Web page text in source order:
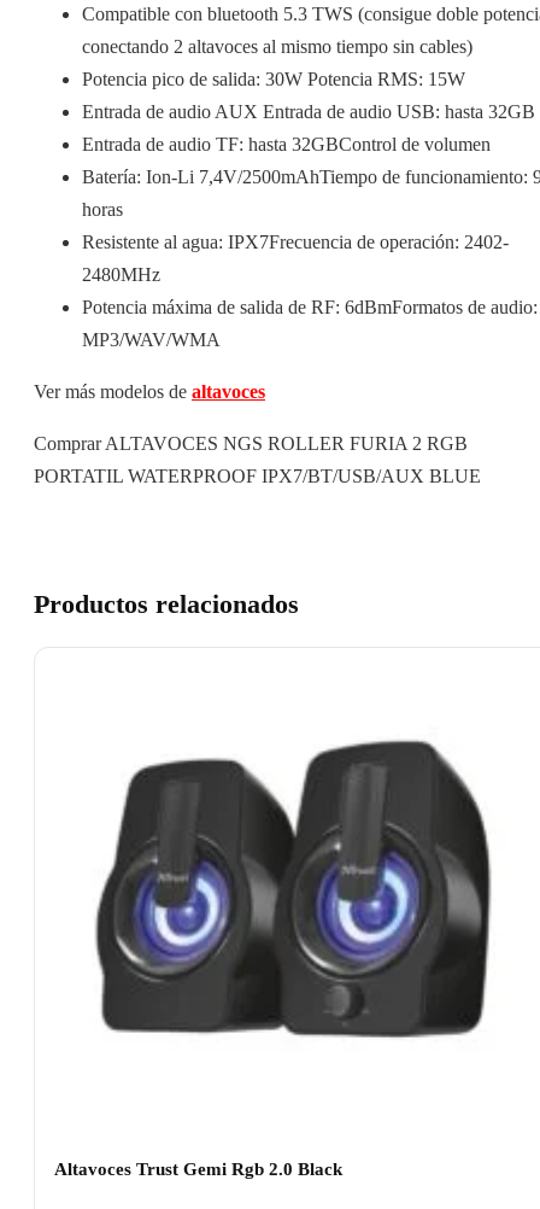
Compatible con bluetooth 5.3 TWS (consigue doble
conectando 2 altavoces al mismo tiempo sin cables)
Potencia pico de salida: 30W Potencia RMS: 15W
Entrada de audio AUX Entrada de audio USB: hasta 32GB
Entrada de audio TF: hasta 32GBControl de volumen
Batería: Ion-Li 7,4V/2500mAhTiempo de funcionamiento:
horas
Resistente al agua: IPX7Frecuencia de operación: 2402-
2480MHz
Potencia máxima de salida de RF: 6dBmFormatos de audio:
MP3/WAV/WMA
Ver más modelos de altavoces
Comprar ALTAVOCES NGS ROLLER FURIA 2 RGB
PORTATIL WATERPROOF IPX7/BT/USB/AUX BLUE
Productos relacionados
Altavoces Trust Gemi Rgb 2.0 Black